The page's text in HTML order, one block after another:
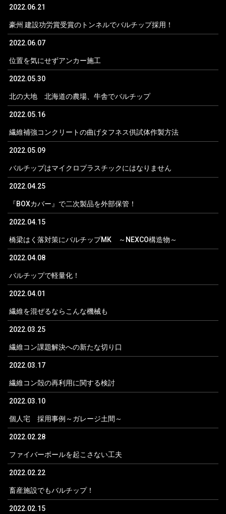
2022.06.21
豪州 建設功労賞受賞のトンネルでバルチップ採用！
2022.06.07
位置を気にせずアンカー施工
2022.05.30
北の大地 北海道の農場、牛舎でバルチップ
2022.05.16
繊維補強コンクリートの曲げタフネス供試体作製方法
2022.05.09
バルチップはマイクロプラスチックにはなりません
2022.04.25
『BOXカバー』で二次製品を外部保管！
2022.04.15
橋梁はく落対策にバルチップMK ～NEXCO構造物～
2022.04.08
バルチップで軽量化！
2022.04.01
繊維を混ぜるならこんな機械も
2022.03.25
繊維コン課題解決への新たな切り口
2022.03.17
繊維コン殻の再利用に関する検討
2022.03.10
個人宅 採用事例～ガレージ土間～
2022.02.28
ファイバーボールを起こさない工夫
2022.02.22
畜産施設でもバルチップ！
2022.02.15